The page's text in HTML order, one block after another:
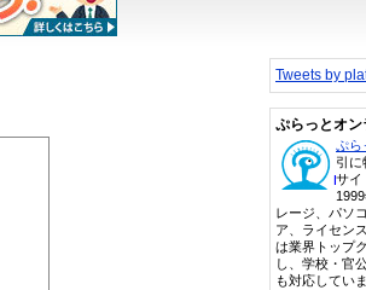
Tweets by
ぷらっとオ
ぷら
引に
サイ
レージ、パソ
ア、ライセン
は業界トップ
し、学校・官
も対応していま